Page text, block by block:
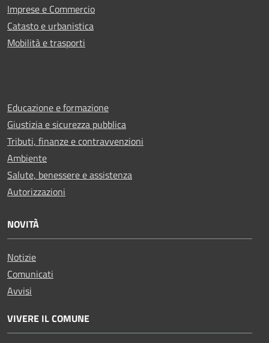
Imprese e Commercio
Catasto e urbanistica
Mobilità e trasporti
Educazione e formazione
Giustizia e sicurezza pubblica
Tributi, finanze e contravvenzioni
Ambiente
Salute, benessere e assistenza
Autorizzazioni
NOVITÀ
Notizie
Comunicati
Avvisi
VIVERE IL COMUNE